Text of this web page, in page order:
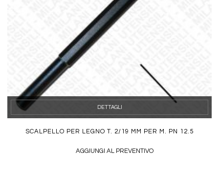
DETTAGLI
SCALPELLO PER LEGNO T. 2/19 MM PER M. PN 12.5
AGGIUNGI AL PREVENTIVO